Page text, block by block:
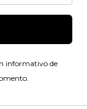
informativo de